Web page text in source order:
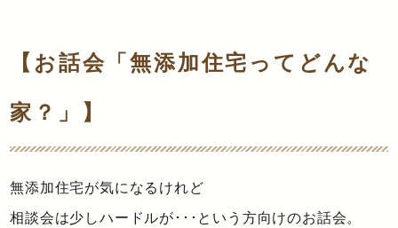
【お話会「無添加住宅ってどんな
家？」】
無添加住宅が気になるけれど
相談会は少しハードルが･･･という方向けのお話会。